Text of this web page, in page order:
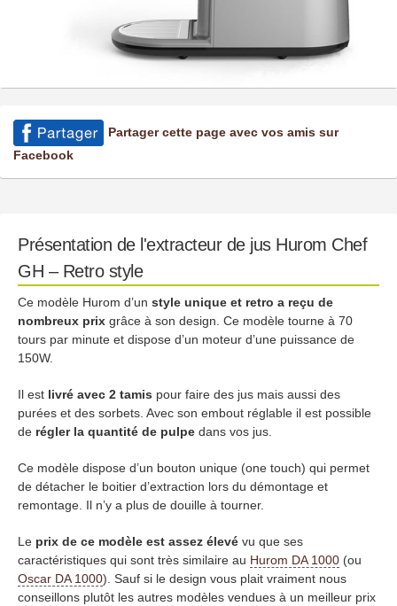
Partager cette page avec vos amis sur
Facebook
Présentation de l'extracteur de jus Hurom Chef
GH – Retro style
Ce modèle Hurom d’un style unique et retro a reçu de
nombreux prix grâce à son design. Ce modèle tourne à 70
tours par minute et dispose d’un moteur d’une puissance de
150W.
Il est livré avec 2 tamis pour faire des jus mais aussi des
purées et des sorbets. Avec son embout réglable il est possible
de régler la quantité de pulpe dans vos jus.
Ce modèle dispose d’un bouton unique (one touch) qui permet
de détacher le boitier d’extraction lors du démontage et
remontage. Il n’y a plus de douille à tourner.
Le prix de ce modèle est assez élevé vu que ses
caractéristiques qui sont très similaire au Hurom DA 1000 (ou
Oscar DA 1000). Sauf si le design vous plait vraiment nous
conseillons plutôt les autres modèles vendues à un meilleur prix